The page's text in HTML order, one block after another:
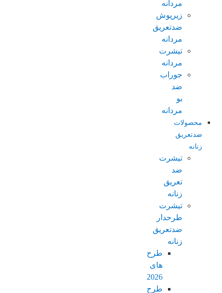
مردانه
زیرپوش
ضدتعریق
مردانه
تیشرت
مردانه
جوراب
ضد
بو
مردانه
محصولات
ضدتعریق
زنانه
تیشرت
ضد
تعریق
زنانه
تیشرت
طرحدار
ضدتعریق
زنانه
طرح
های
2026
طرح